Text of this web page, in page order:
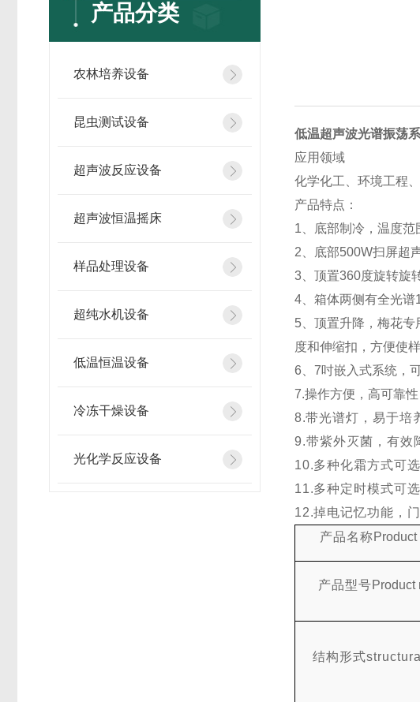
产品分类
农林培养设备
昆虫测试设备
超声波反应设备
超声波恒温摇床
样品处理设备
超纯水机设备
低温恒温设备
冷冻干燥设备
光化学反应设备
低温超声波光谱振荡
应用领域
化学化工、环境工程
产品特点：
1、底部制冷，温度范
2、底部500W扫屏超
3、顶置360度旋转旋
4、箱体两侧有全光谱
5、顶置升降，梅花
度和伸缩扣 ，方便使
6、7吋嵌入式系统，
7.操作方便，高可靠性
8.带光谱灯，易于培
9.带紫外灭菌 ，有效
10.多种化霜方式可选
11.多种定时模式可
12.掉电记忆功能，
产品名称
产品型号Product
结构形式